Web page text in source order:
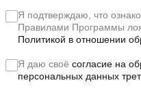
Я подтверждаю, что
Правилами Программы
Политикой в отношении
Я даю своё согласие на
персональных данных